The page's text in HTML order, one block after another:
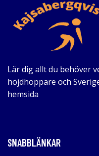
Lär dig allt du behöver
höjdhoppare och
hemsida
SNABBLÄNKAR